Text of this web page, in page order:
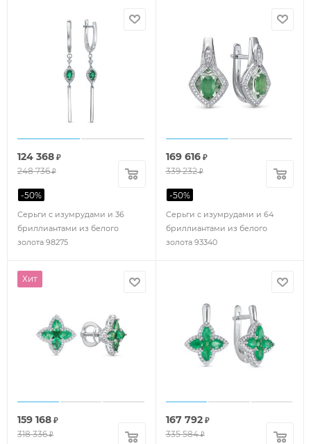
Серьги с изумрудами и 36
бриллиантами из белого
золота 98275
124 368 ₽
248 736₽
-50%
Серьги с изумрудами и 64
бриллиантами из белого
золота 93340
169 616₽
339 232₽
-50%
Хит
159 168 ₽
318 336₽
167 792₽
335 584₽